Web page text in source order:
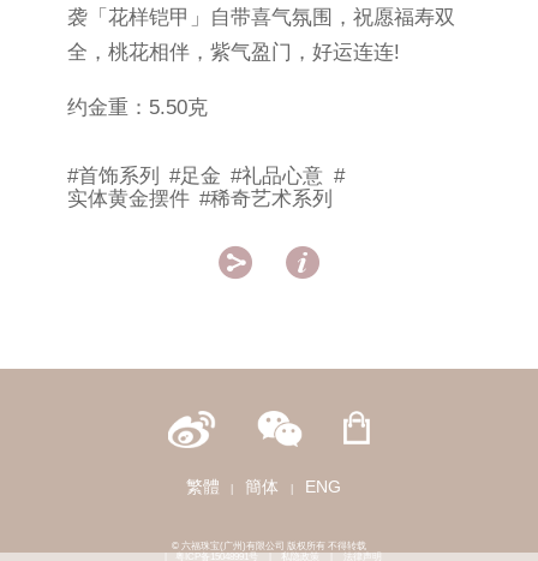
袭「花样铠甲」自带喜气氛围，祝愿福寿双
全，桃花相伴，紫气盈门，好运连连!
约金重：5.50克
#首饰系列 #足金 #礼品心意 #
实体黄金摆件 #稀奇艺术系列
 
繁體 簡体 ENG
© 六福珠宝(广州)有限公司 版权所有 不得转载
|
粤ICP备15048991号 | 私隐政策 | 法律声明